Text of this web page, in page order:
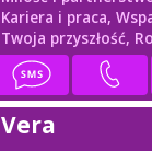
Kariera i praca,
Twoja przyszłość,
Vera